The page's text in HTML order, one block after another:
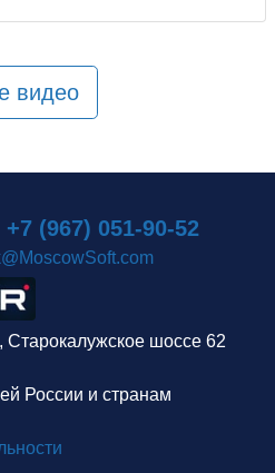
видео
+7 (967) 051-90-52
Старокалужское шоссе 62
России и странам